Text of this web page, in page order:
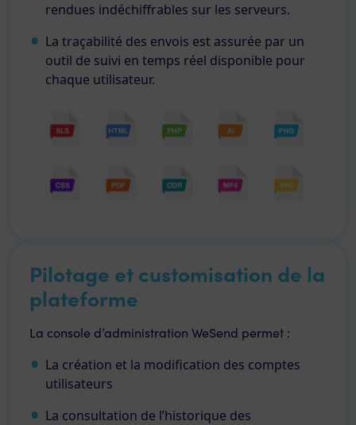
rendues indéchiffrables sur les serveurs.
La traçabilité des envois est assurée par un
outil de suivi en temps réel disponible pour
chaque utilisateur.
Pilotage et customisation de la
plateforme
La console d’administration WeSend permet :
La création et la modification des comptes
utilisateurs
La consultation de l’historique des